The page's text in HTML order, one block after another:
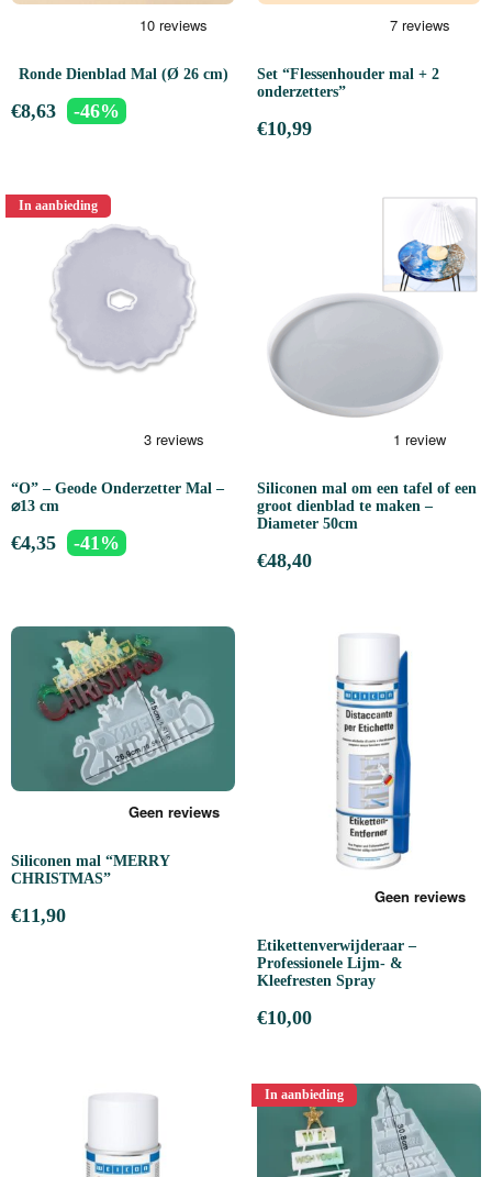
Ronde Dienblad Mal (Ø 26 cm)
€8,63 -46%
Set “Flessenhouder mal + 2
onderzetters”
€10,99
In aanbieding
“O” – Geode Onderzetter Mal –
⌀13 cm
€4,35 -41%
Siliconen mal om een tafel of een
groot dienblad te maken –
Diameter 50cm
€48,40
Siliconen mal “MERRY
CHRISTMAS”
€11,90
Etikettenverwijderaar –
Professionele Lijm- &
Kleefresten Spray
€10,00
In aanbieding